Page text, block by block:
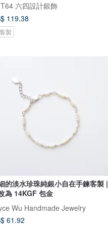
六四設計銀飾
119.38
製
的淡水珍珠純銀小自在手鍊客製 |
為 14KGF 包金
Wu Handmade Jewelry
61.92